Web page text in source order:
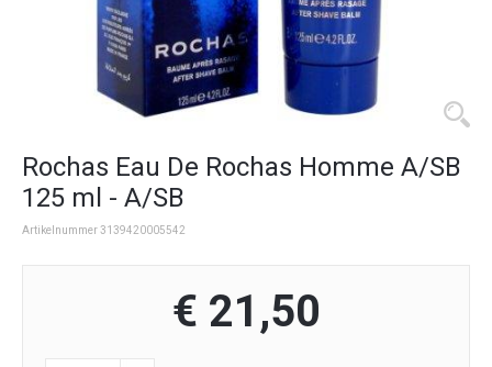
Rochas Eau De Rochas Homme A/SB
125 ml - A/SB
Artikelnummer 3139420005542
€ 21,50